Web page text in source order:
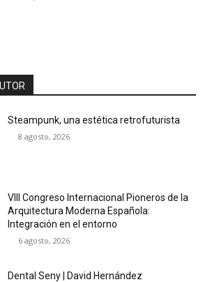
Steampunk, una estética retrofuturista
8 agosto, 2026
VIII Congreso Internacional Pioneros de la
Arquitectura Moderna Española:
Integración en el entorno
6 agosto, 2026
Dental Seny | David Hernández